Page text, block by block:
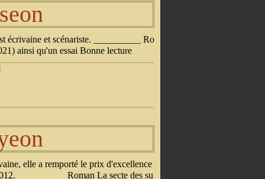
écrivaine et scénariste. __________ Ro
ainsi qu'un essai Bonne lecture
elle a remporté le prix d'excellence
__________ Roman La secte des su